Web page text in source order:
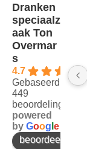
Dranken
speciaalz
aak Ton
Overmar
s
4.7
Gebaseerd op
449
beoordelingen
powered
by Goog e
beoordeel ons